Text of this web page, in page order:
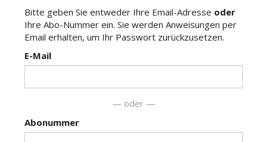
Veranstaltungen
Stellen